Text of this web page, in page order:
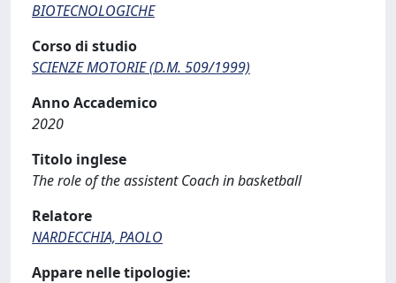
BIOTECNOLOGICHE
Corso di studio
SCIENZE MOTORIE (D.M. 509/1999)
Anno Accademico
2020
Titolo inglese
The role of the assistent Coach in basketball
Relatore
NARDECCHIA, PAOLO
Appare nelle tipologie: